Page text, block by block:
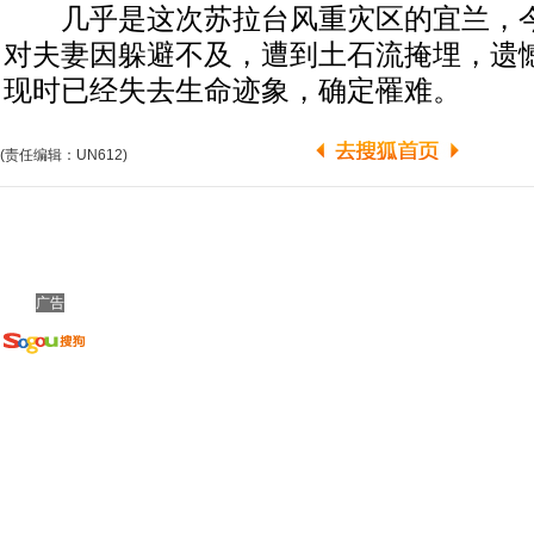
几乎是这次苏拉台风重灾区的宜兰，
对夫妻因躲避不及，遭到土石流掩埋，遗
现时已经失去生命迹象，确定罹难。
(责任编辑：UN612)
广告